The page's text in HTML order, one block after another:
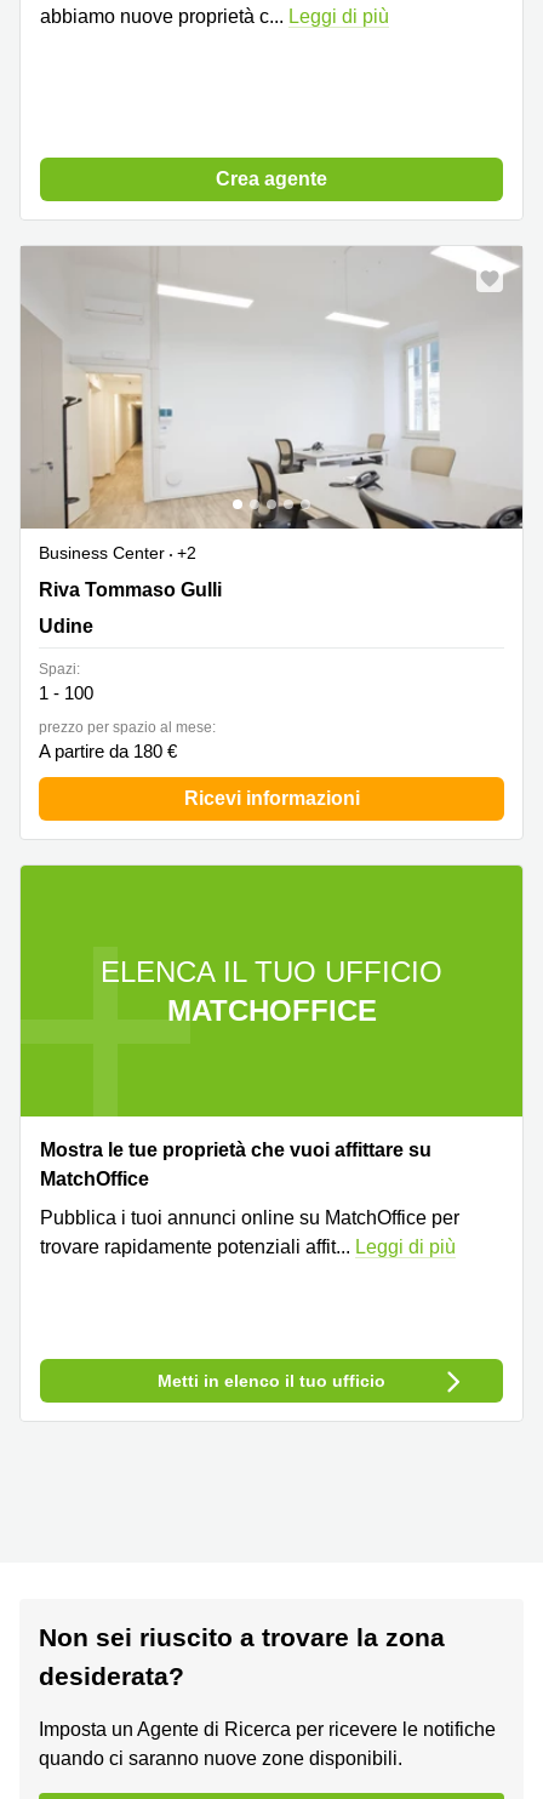
abbiamo nuove proprietà c... Leggi di più
Crea agente
Business Center
+2
Riva Tommaso Gulli 12, Udine
Riva Tommaso Gulli
Udine
Spazi:
1 - 100
prezzo per spazio al mese:
A partire da 180 €
Ricevi informazioni
ELENCA IL TUO UFFICIO
MATCHOFFICE
Mostra le tue proprietà che vuoi affittare su
MatchOffice
Pubblica i tuoi annunci online su MatchOffice per
trovare rapidamente potenziali affit... Leggi di più
Metti in elenco il tuo ufficio
Non sei riuscito a trovare la zona
desiderata?
Imposta un Agente di Ricerca per ricevere le notifiche
quando ci saranno nuove zone disponibili.